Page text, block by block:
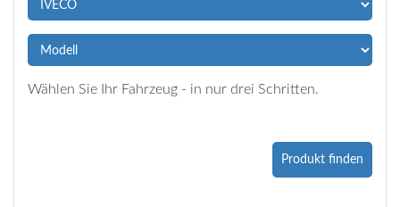
Wählen Sie Ihr Fahrzeug - in nur drei Schritten.
Produkt finden